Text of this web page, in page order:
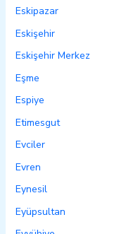
Eskipazar
Eskişehir
Eskişehir Merkez
Eşme
Espiye
Etimesgut
Evciler
Evren
Eynesil
Eyüpsultan